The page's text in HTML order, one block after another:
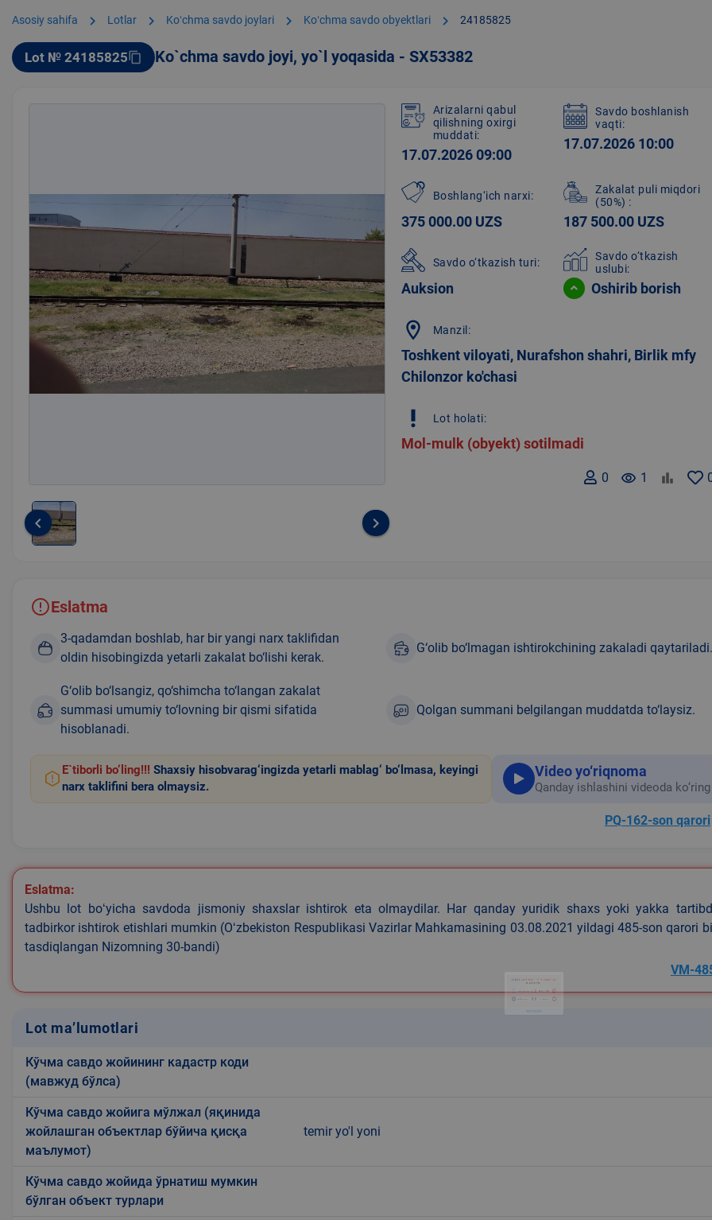
Asosiy sahifa chevron_right Lotlar chevron_right Koʻchma savdo joylari chevron_right Koʻchma savdo obyektlari chevron_right 24185825
Lot № 24185825content_copy Ko`chma savdo joyi, yo`l yoqasida - SX53382
1
keyboard_arrow_left keyboard_arrow_right
Arizalarni qabul
qilishning oxirgi
muddati:
17.07.2026 09:00
Savdo boshlanish
vaqti:
17.07.2026 10:00
Boshlang‘ich narxi:
375 000.00 UZS
Zakalat puli miqdori
(50%) :
187 500.00 UZS
Savdo o‘tkazish turi:
Auksion
Savdo o‘tkazish
uslubi:
Oshirib borish
location_on Manzil:
Toshkent viloyati, Nurafshon shahri, Birlik mfy
Chilonzor ko'chasi
priority_high Lot holati:
Mol-mulk (obyekt) sotilmadi
remove_red_eye 1
0
Eslatma
3-qadamdan boshlab, har bir yangi narx taklifidan
oldin hisobingizda yetarli zakalat bo‘lishi kerak.
G‘olib bo‘lmagan ishtirokchining zakaladi qaytariladi.
G‘olib bo‘lsangiz, qo‘shimcha to‘langan zakalat
summasi umumiy to‘lovning bir qismi sifatida
hisoblanadi.
Qolgan summani belgilangan muddatda to‘laysiz.
E`tiborli bo‘ling!!! Shaxsiy hisobvarag‘ingizda yetarli mablag‘ bo‘lmasa, keyingi
narx taklifini bera olmaysiz.
Video yo‘riqnoma
Qanday ishlashini videoda ko‘ring
PQ-162-son qarori
Eslatma:
Ushbu lot boʻyicha savdoda jismoniy shaxslar ishtirok eta olmaydilar. Har qanday yuridik shaxs yoki yakka
tadbirkor ishtirok etishlari mumkin (Oʻzbekiston Respublikasi Vazirlar Mahkamasining 03.08.2021 yildagi 485-son qarori
tasdiqlangan Nizomning 30-bandi)
VM-
Lot ma’lumotlari
Кўчма савдо жойининг кадастр коди
(мавжуд бўлса)
Кўчма савдо жойига мўлжал (яқинида
жойлашган объектлар бўйича қисқа
маълумот)
temir yo'l yoni
Кўчма савдо жойида ўрнатиш мумкин
бўлган объект турлари